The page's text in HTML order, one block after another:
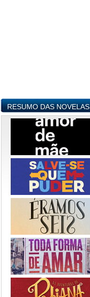
RESUMO DAS NOVELAS